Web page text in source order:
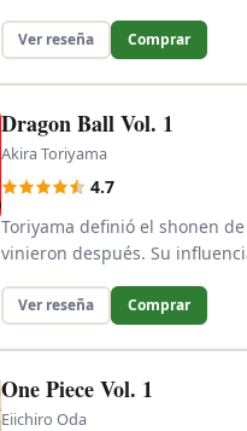
Ver reseña Comprar
Dragon Ball Vol. 1
Akira Toriyama
4.7
Toriyama definió el shonen
vinieron después. Su
Ver reseña Comprar
One Piece Vol. 1
Eiichiro Oda